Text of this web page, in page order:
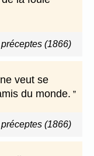
(1866)
veut se
du monde.
(1866)